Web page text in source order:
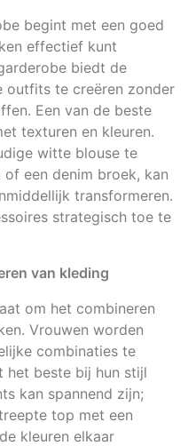
begint met een goed
effectief kunt
biedt de
outfits te creëren zonder
Een van de beste
texturen en kleuren.
witte blouse te
een denim broek, kan
transformeren.
strategisch toe te
van kleding
om het combineren
Vrouwen worden
combinaties te
het beste bij hun stijl
kan spannend zijn;
top met een
kleuren elkaar